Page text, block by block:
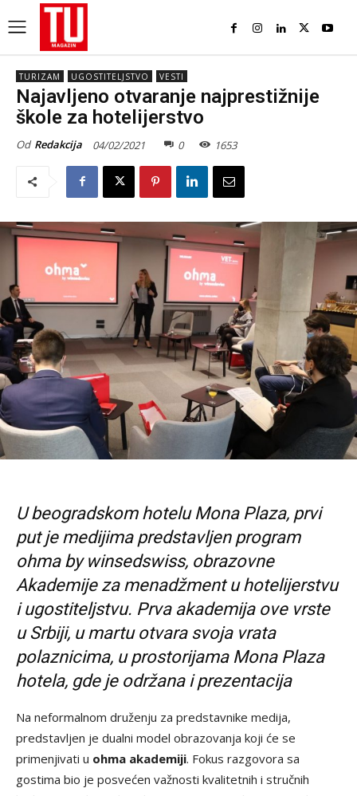
TURIZAM UGOSTITELJSTVO VESTI
Najavljeno otvaranje najprestižnije
škole za hotelijerstvo
Od Redakcija 04/02/2021 0 1653
U beogradskom hotelu Mona Plaza, prvi
put je medijima predstavljen program
ohma by winsedswiss, obrazovne
Akademije za menadžment u hotelijerstvu
i ugostiteljstvu. Prva akademija ove vrste
u Srbiji, u martu otvara svoja vrata
polaznicima, u prostorijama Mona Plaza
hotela, gde je održana i prezentacija
Na neformalnom druženju za predstavnike medija,
predstavljen je dualni model obrazovanja koji će se
primenjivati u ohma akademiji. Fokus razgovora sa
gostima bio je posvećen važnosti kvalitetnih i stručnih